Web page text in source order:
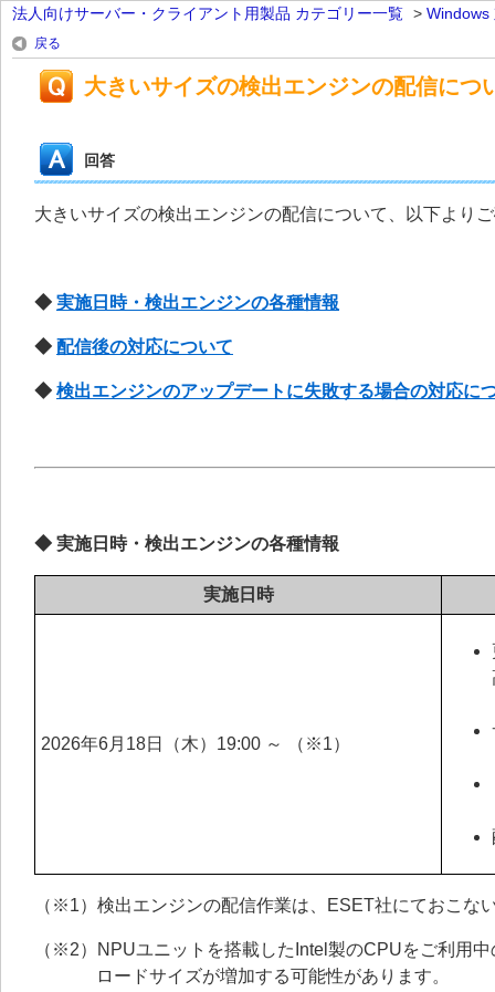
法人向けサーバー・クライアント用製品 カテゴリー一覧 > Windows
戻る
大きいサイズの検出エンジンの配信につ
回答
大きいサイズの検出エンジンの配信について、以下より
◆ 実施日時・検出エンジンの各種情報
◆ 配信後の対応について
◆ 検出エンジンのアップデートに失敗する場合の対応に
◆ 実施日時・検出エンジンの各種情報
実施日時
2026年6月18日（木）19:00 ～ （※1）
（※1）検出エンジンの配信作業は、ESET社にておこな
（※2）NPUユニットを搭載したIntel製のCPUをご利用
ロードサイズが増加する可能性があります。